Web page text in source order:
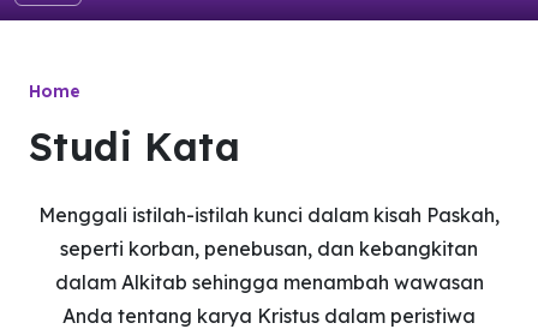
Home
Studi Kata
Menggali istilah-istilah kunci dalam kisah Paskah,
seperti korban, penebusan, dan kebangkitan
dalam Alkitab sehingga menambah wawasan
Anda tentang karya Kristus dalam peristiwa